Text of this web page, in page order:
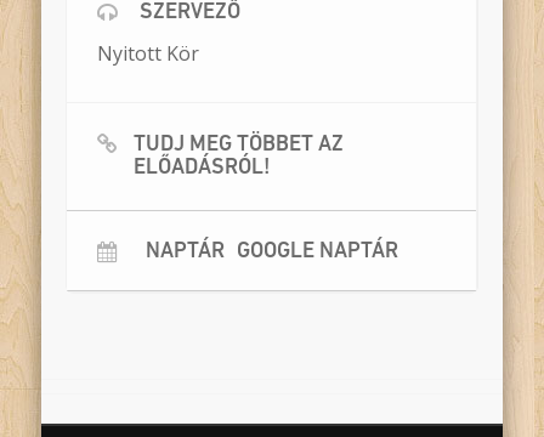
SZERVEZŐ
Nyitott Kör
TUDJ MEG TÖBBET AZ
ELŐADÁSRÓL!
NAPTÁR GOOGLE NAPTÁR